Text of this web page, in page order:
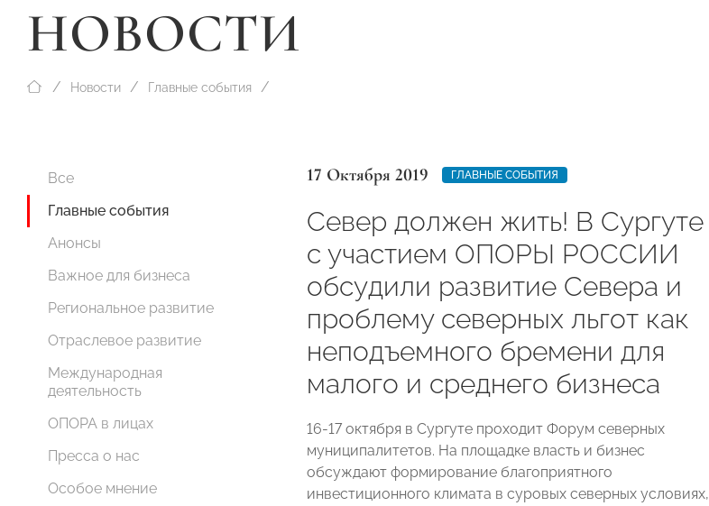
НОВОСТИ
Новости Главные события
Все
Главные события
Анонсы
Важное для бизнеса
Региональное развитие
Отраслевое развитие
Международная
деятельность
ОПОРА в лицах
Пресса о нас
Особое мнение
17 Октября 2019 ГЛАВНЫЕ СОБЫТИЯ
Север должен жить! В Сургуте
с участием ОПОРЫ РОССИИ
обсудили развитие Севера и
проблему северных льгот как
неподъемного бремени для
малого и среднего бизнеса
16-17 октября в Сургуте проходит Форум северных
муниципалитетов. На площадке власть и бизнес
обсуждают формирование благоприятного
инвестиционного климата в суровых северных условиях,